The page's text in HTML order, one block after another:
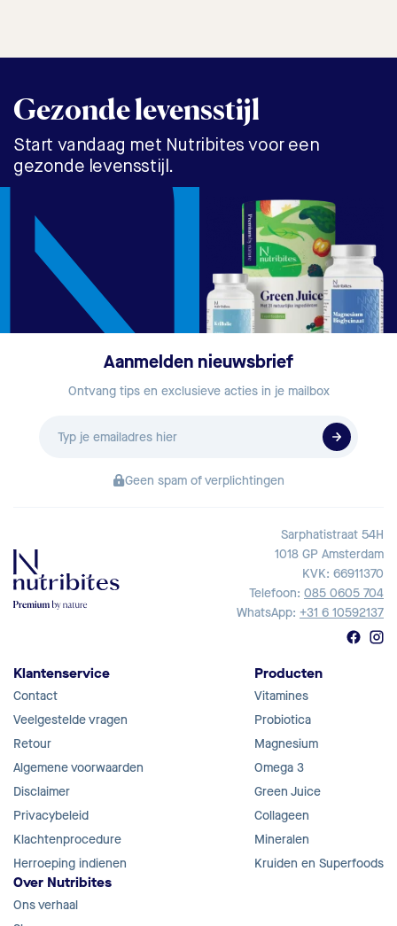
Gezonde levensstijl
Start vandaag met Nutribites voor een
gezonde levensstijl.
Aanmelden nieuwsbrief
Ontvang tips en exclusieve acties in je mailbox
Geen spam of verplichtingen
Sarphatistraat 54H
1018 GP Amsterdam
KVK: 66911370
Telefoon: 085 0605 704
WhatsApp: +31 6 10592137
Klantenservice
Contact
Veelgestelde vragen
Retour
Algemene voorwaarden
Disclaimer
Privacybeleid
Klachtenprocedure
Herroeping indienen
Producten
Vitamines
Probiotica
Magnesium
Omega 3
Green Juice
Collageen
Mineralen
Kruiden en Superfoods
Over Nutribites
Ons verhaal